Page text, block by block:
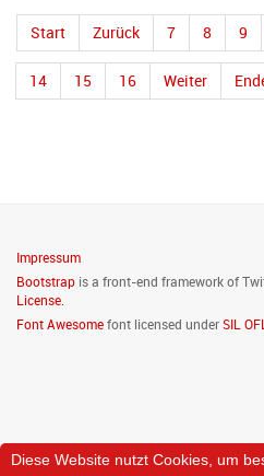
Start Zurück 7 8 9
14 15 16 Weiter
Impressum
Bootstrap is a front-end framework of
License.
Font Awesomefont licensed under SIL
Diese Website nutzt Cookies, um